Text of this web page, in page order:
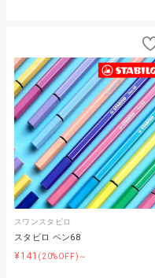
スワンスタビロ
スタビロ ペン68
¥141 (20%OFF)～